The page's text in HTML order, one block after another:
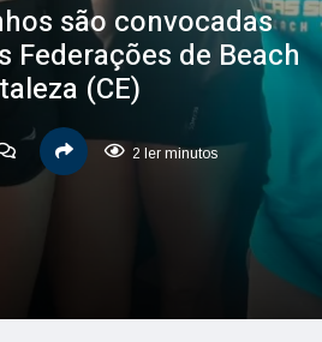
são convocadas
Federações de Beach
(CE)
2 ler minutos